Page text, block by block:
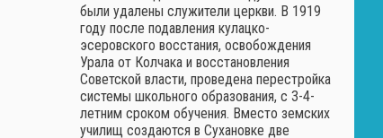
были удалены служители церкви. В 1919
году после подавления кулацко-
эсеровского восстания, освобождения
Урала от Колчака и восстановления
Советской власти, проведена перестройка
системы школьного образования, с 3-4-
летним сроком обучения. Вместо земских
училищ создаются в Сухановке две